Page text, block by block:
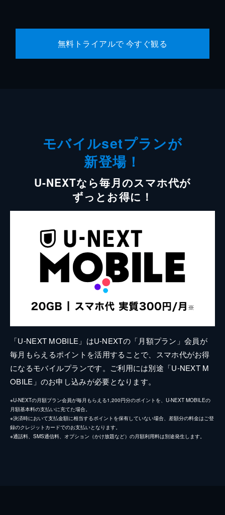
無料トライアルで 今すぐ観る
モバイルsetプランが
新登場！
U-NEXTなら毎月のスマホ代が
ずっとお得に！
「U-NEXT MOBILE」はU-NEXTの「月額プラン」会員が
毎月もらえるポイントを活用することで、スマホ代がお得
になるモバイルプランです。ご利用には別途「U-NEXT M
OBILE」のお申し込みが必要となります。
※U-NEXTの月額プラン会員が毎月もらえる1,200円分のポイントを、U-NEXT MOBILEの
月額基本料の支払いに充てた場合。
※決済時において支払金額に相当するポイントを保有していない場合、差額分の料金はご登
録のクレジットカードでのお支払いとなります。
※通話料、SMS通信料、オプション（かけ放題など）の月額利用料は別途発生します。